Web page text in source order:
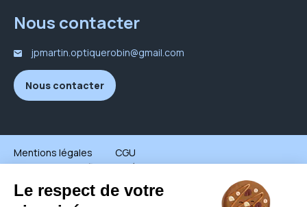
Nous contacter
jpmartin.optiquerobin@gmail.com
Nous contacter
Mentions légales
CGU
Politique de confidentialité
Groupe all © - Tous droits réservés - 2026